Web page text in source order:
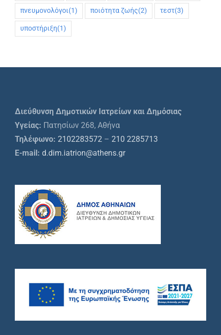
πνευμονολόγοι(1) ποιότητα ζωής(2) τεστ(3)
υποστήριξη(1)
Διεύθυνση Δημοτικών Ιατρείων και Δημόσιας
Υγείας: Πατησίων 268, Αθήνα
Τηλέφωνο: 2102283572 – 210 2285713
E-mail: d.dim.iatrion@athens.gr